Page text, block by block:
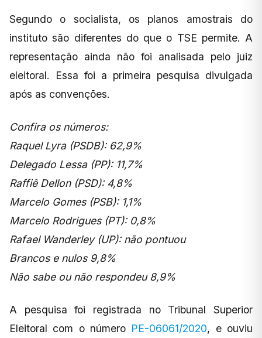
Segundo o socialista, os planos amostrais do
instituto são diferentes do que o TSE permite. A
representação ainda não foi analisada pelo juiz
eleitoral. Essa foi a primeira pesquisa divulgada
após as convenções.
Confira os números:
Raquel Lyra (PSDB): 62,9%
Delegado Lessa (PP): 11,7%
Raffiê Dellon (PSD): 4,8%
Marcelo Gomes (PSB): 1,1%
Marcelo Rodrigues (PT): 0,8%
Rafael Wanderley (UP): não pontuou
Brancos e nulos 9,8%
Não sabe ou não respondeu 8,9%
A pesquisa foi registrada no Tribunal Superior
Eleitoral com o número PE-06061/2020, e ouviu